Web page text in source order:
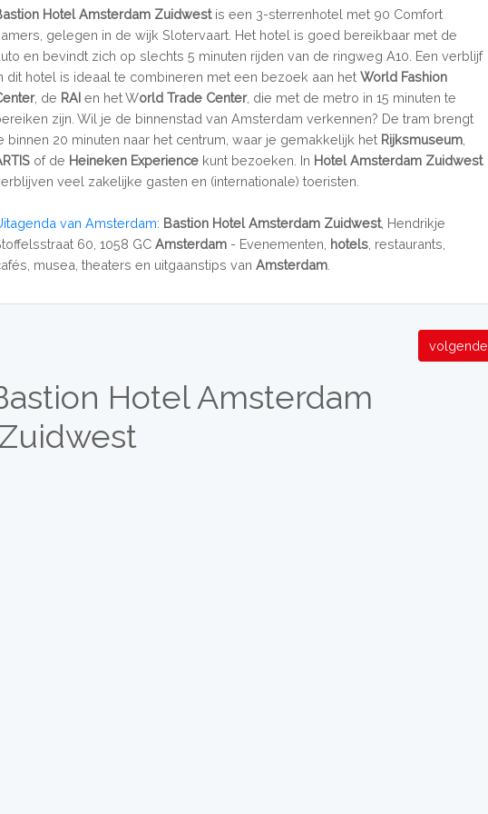
Hotel Amsterdam Zuidwestis een 3-sterrenhotel met 90 Comfort
gelegen in de wijk Slotervaart. Het hotel is goed bereikbaar met de
en bevindt zich op slechts 5 minuten rijden van de ringweg A10. Een verblijf
dit hotel is ideaal te combineren met een bezoek aan hetWorld Fashion
, de RAI en het World Trade Center, die met de metro in 15 minuten te
zijn. Wil je de binnenstad van Amsterdam verkennen? De tram brengt
binnen 20 minuten naar het centrum, waar je gemakkelijk het Rijksmuseum
of de Heineken Experience kunt bezoeken. In Hotel Amsterdam Zuidwest
veel zakelijke gasten en (internationale) toeristen.
van Amsterdam: Bastion Hotel Amsterdam Zuidwest, Hendrikje
60, 1058 GCAmsterdam - Evenementen, hotels , restaurants,
musea, theaters en uitgaanstips vanAmsterdam
volgende
Hotel Amsterdam